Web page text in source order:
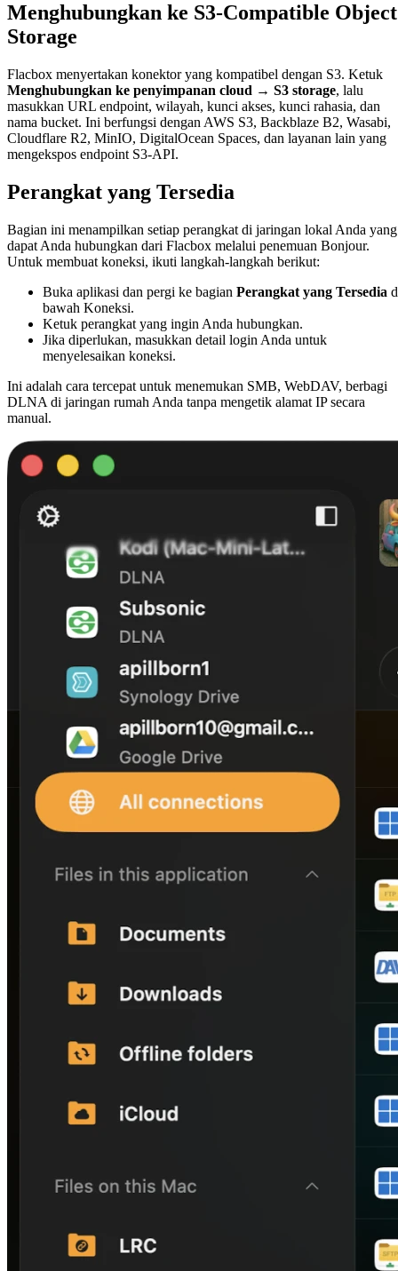
Menghubungkan ke S3-Compatible Object
Storage
Flacbox menyertakan konektor yang kompatibel dengan S3. Ketuk
Menghubungkan ke penyimpanan cloud → S3 storage, lalu
masukkan URL endpoint, wilayah, kunci akses, kunci rahasia, dan
nama bucket. Ini berfungsi dengan AWS S3, Backblaze B2, Wasabi,
Cloudflare R2, MinIO, DigitalOcean Spaces, dan layanan lain yang
mengekspos endpoint S3-API.
Perangkat yang Tersedia
Bagian ini menampilkan setiap perangkat di jaringan lokal Anda yang
dapat Anda hubungkan dari Flacbox melalui penemuan Bonjour.
Untuk membuat koneksi, ikuti langkah-langkah berikut:
Buka aplikasi dan pergi ke bagian Perangkat yang Tersedia
bawah Koneksi.
Ketuk perangkat yang ingin Anda hubungkan.
Jika diperlukan, masukkan detail login Anda untuk
menyelesaikan koneksi.
Ini adalah cara tercepat untuk menemukan SMB, WebDAV, berbagi
DLNA di jaringan rumah Anda tanpa mengetik alamat IP secara
manual.